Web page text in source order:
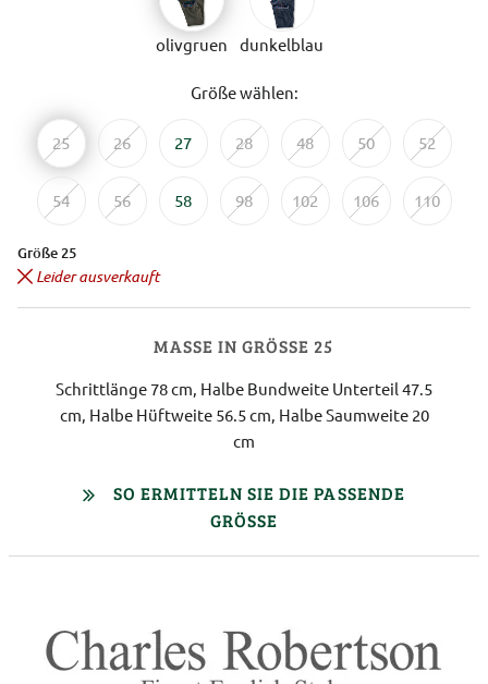
olivgruen dunkelblau
Größe wählen:
25 26 27 28 48 50 52
54 56 58 98 102 106 110
Größe 25
Leider ausverkauft
MASSE IN GRÖSSE 25
Schrittlänge 78 cm, Halbe Bundweite Unterteil 47.5
cm, Halbe Hüftweite 56.5 cm, Halbe Saumweite 20
cm
SO ERMITTELN SIE DIE PASSENDE
GRÖSSE